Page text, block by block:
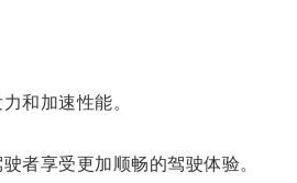
和加速性能。
享受更加顺畅的驾驶体验。